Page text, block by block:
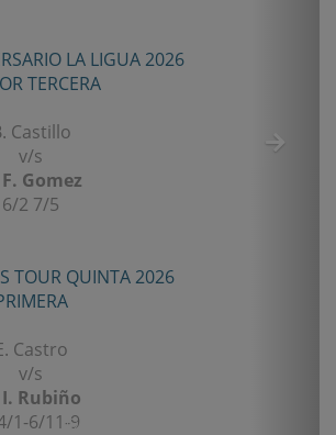
LA LIGUA 2026
TERCERA
Castillo
v/s
Gomez
6/2 7/5
TOUR QUINTA 2026
Castro
v/s
I. Rubiño
1-6/11-9